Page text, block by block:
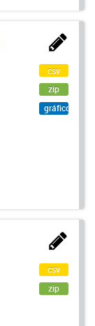
csv
zip
gráfico
csv
zip